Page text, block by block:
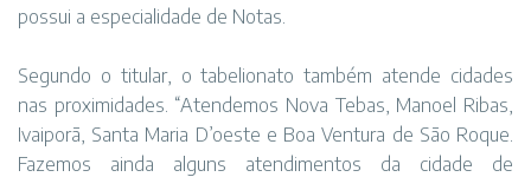
possui a especialidade de Notas.
Segundo o titular, o tabelionato também atende cidades
nas proximidades. “Atendemos Nova Tebas, Manoel Ribas,
Ivaiporã, Santa Maria D’oeste e Boa Ventura de São Roque.
Fazemos ainda alguns atendimentos da cidade de